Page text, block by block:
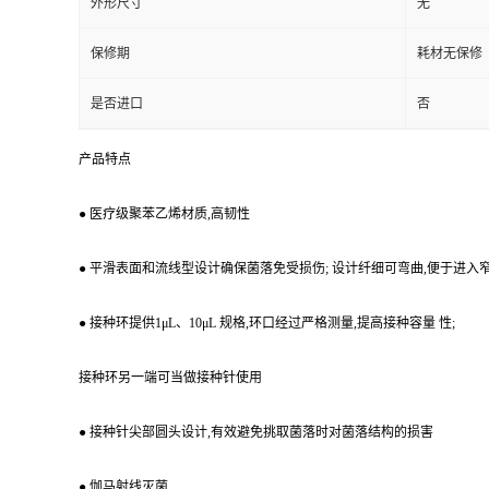
外形尺寸 无
保修期 耗材无保修
是否进口 否
产品特点
● 医疗级聚苯乙烯材质,高韧性
● 平滑表面和流线型设计确保菌落免受损伤; 设计纤细可弯曲,便于进入
● 接种环提供1μL、10μL 规格,环口经过严格测量,提高接种容量 性;
接种环另一端可当做接种针使用
● 接种针尖部圆头设计,有效避免挑取菌落时对菌落结构的损害